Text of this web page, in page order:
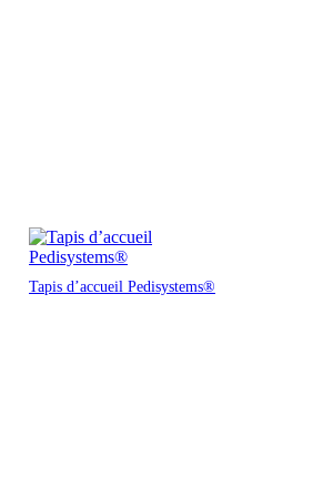
Tapis d’accueil Pedisystems®